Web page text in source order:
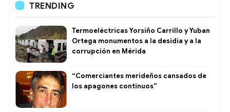
TRENDING
Termoeléctricas Yorsiño Carrillo y Yuban
Ortega monumentos a la desidia y a la
corrupción en Mérida
“Comerciantes merideños cansados de
los apagones continuos”